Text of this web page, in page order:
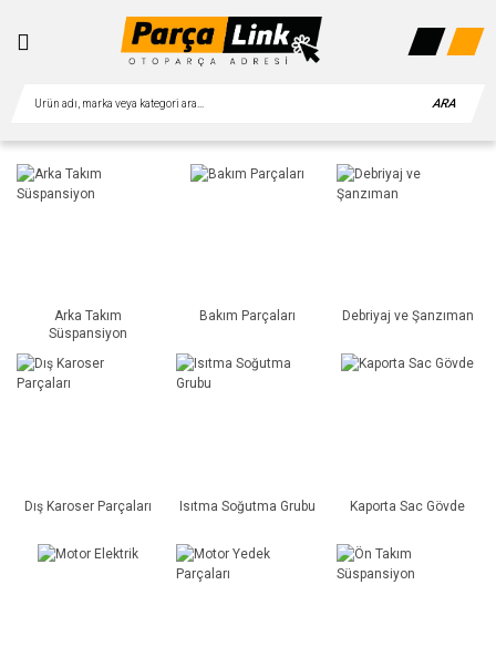
ARA
Arka Takım
Süspansiyon
Bakım Parçaları Debriyaj ve Şanzıman
Dış Karoser Parçaları Isıtma Soğutma Grubu Kaporta Sac Gövde